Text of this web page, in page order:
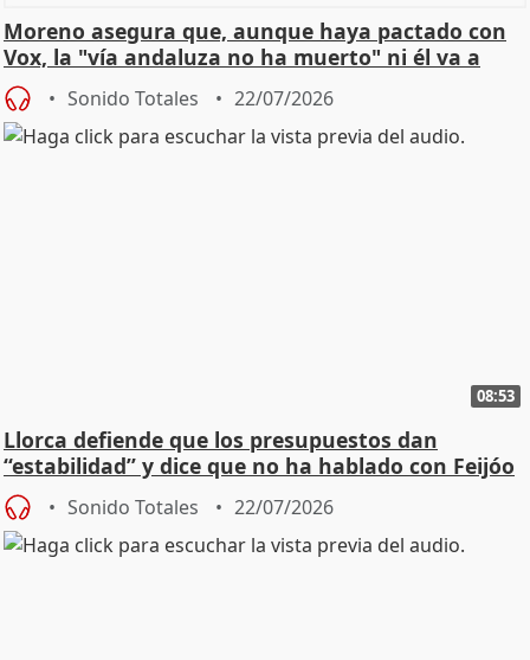
Moreno asegura que, aunque haya pactado con
Vox, la "vía andaluza no ha muerto" ni él va a
"cambiar"
Sonido Totales 22/07/2026
08:53
Llorca defiende que los presupuestos dan
“estabilidad” y dice que no ha hablado con Feijóo
Sonido Totales 22/07/2026